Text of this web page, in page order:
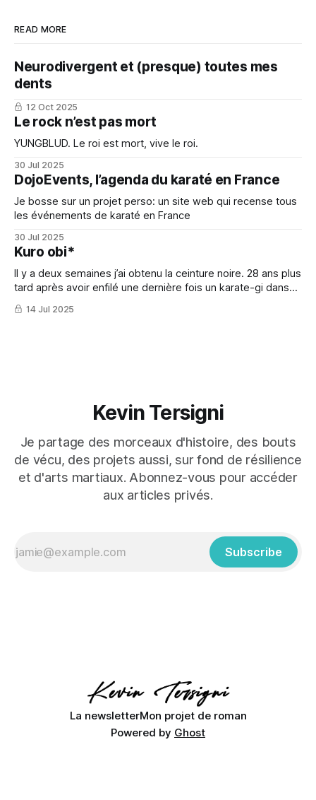
READ MORE
Neurodivergent et (presque) toutes mes
dents
12 Oct 2025
Le rock n’est pas mort
YUNGBLUD. Le roi est mort, vive le roi.
30 Jul 2025
DojoEvents, l’agenda du karaté en France
Je bosse sur un projet perso: un site web qui recense tous
les événements de karaté en France
30 Jul 2025
Kuro obi*
Il y a deux semaines j’ai obtenu la ceinture noire. 28 ans plus
tard après avoir enfilé une dernière fois un karate-gi dans
ma vie d’ado.
14 Jul 2025
Kevin Tersigni
Je partage des morceaux d'histoire, des bouts
de vécu, des projets aussi, sur fond de résilience
et d'arts martiaux. Abonnez-vous pour accéder
aux articles privés.
Subscribe
La newsletterMon projet de roman
Powered by Ghost